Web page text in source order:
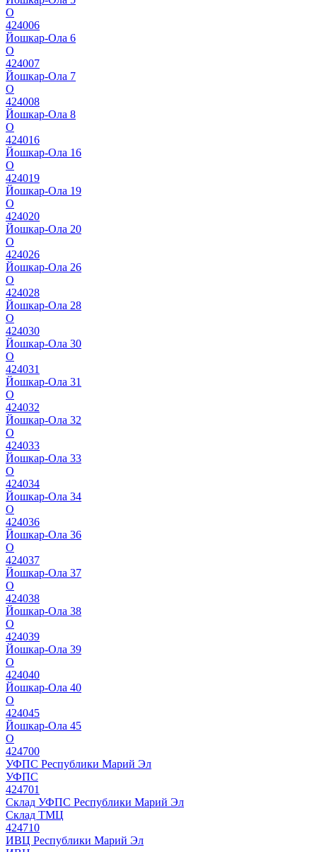
О
424006
Йошкар-Ола 6
О
424007
Йошкар-Ола 7
О
424008
Йошкар-Ола 8
О
424016
Йошкар-Ола 16
О
424019
Йошкар-Ола 19
О
424020
Йошкар-Ола 20
О
424026
Йошкар-Ола 26
О
424028
Йошкар-Ола 28
О
424030
Йошкар-Ола 30
О
424031
Йошкар-Ола 31
О
424032
Йошкар-Ола 32
О
424033
Йошкар-Ола 33
О
424034
Йошкар-Ола 34
О
424036
Йошкар-Ола 36
О
424037
Йошкар-Ола 37
О
424038
Йошкар-Ола 38
О
424039
Йошкар-Ола 39
О
424040
Йошкар-Ола 40
О
424045
Йошкар-Ола 45
О
424700
УФПС Республики Марий Эл
УФПС
424701
Склад УФПС Республики Марий Эл
Склад ТМЦ
424710
ИВЦ Республики Марий Эл